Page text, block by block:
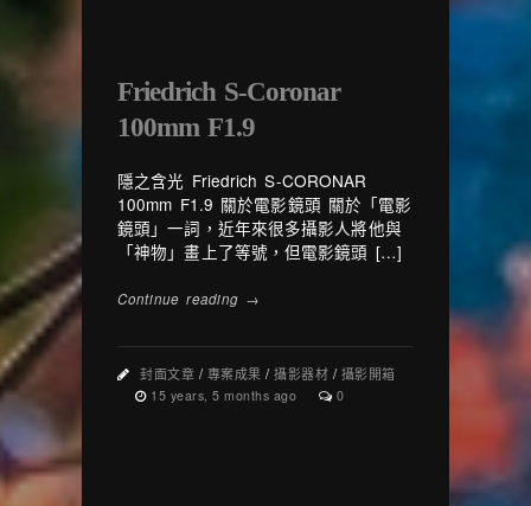
Friedrich S-Coronar
100mm F1.9
隱之含光 Friedrich S-CORONAR
100mm F1.9 關於電影鏡頭 關於「電影
鏡頭」一詞，近年來很多攝影人將他與
「神物」畫上了等號，但電影鏡頭 […]
Continue reading →
封面文章 / 專案成果 / 攝影器材 / 攝影開箱
15 years, 5 months ago 0